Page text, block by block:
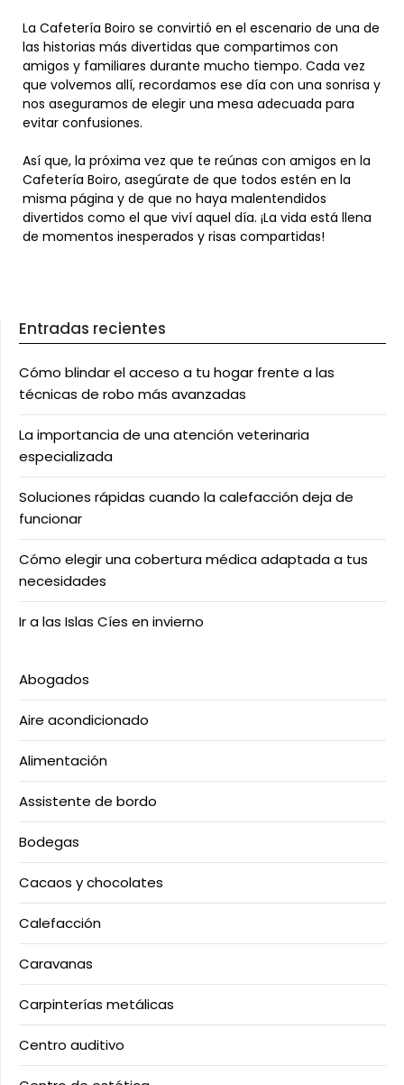
La Cafetería Boiro se convirtió en el escenario de una de
las historias más divertidas que compartimos con
amigos y familiares durante mucho tiempo. Cada vez
que volvemos allí, recordamos ese día con una sonrisa y
nos aseguramos de elegir una mesa adecuada para
evitar confusiones.
Así que, la próxima vez que te reúnas con amigos en la
Cafetería Boiro, asegúrate de que todos estén en la
misma página y de que no haya malentendidos
divertidos como el que viví aquel día. ¡La vida está llena
de momentos inesperados y risas compartidas!
Entradas recientes
Cómo blindar el acceso a tu hogar frente a las
técnicas de robo más avanzadas
La importancia de una atención veterinaria
especializada
Soluciones rápidas cuando la calefacción deja de
funcionar
Cómo elegir una cobertura médica adaptada a tus
necesidades
Ir a las Islas Cíes en invierno
Abogados
Aire acondicionado
Alimentación
Assistente de bordo
Bodegas
Cacaos y chocolates
Calefacción
Caravanas
Carpinterías metálicas
Centro auditivo